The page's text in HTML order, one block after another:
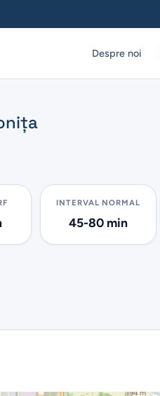
Despre noi
INTERVAL NORMAL
45-80 min